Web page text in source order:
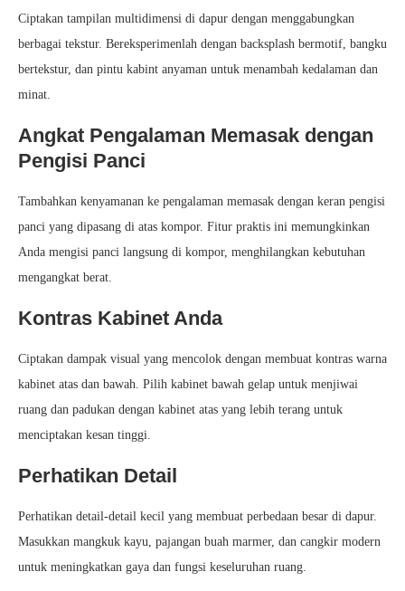
Ciptakan tampilan multidimensi di dapur dengan menggabungkan
berbagai tekstur. Bereksperimenlah dengan backsplash bermotif, bangku
bertekstur, dan pintu kabint anyaman untuk menambah kedalaman dan
minat.
Angkat Pengalaman Memasak dengan
Pengisi Panci
Tambahkan kenyamanan ke pengalaman memasak dengan keran pengisi
panci yang dipasang di atas kompor. Fitur praktis ini memungkinkan
Anda mengisi panci langsung di kompor, menghilangkan kebutuhan
mengangkat berat.
Kontras Kabinet Anda
Ciptakan dampak visual yang mencolok dengan membuat kontras warna
kabinet atas dan bawah. Pilih kabinet bawah gelap untuk menjiwai
ruang dan padukan dengan kabinet atas yang lebih terang untuk
menciptakan kesan tinggi.
Perhatikan Detail
Perhatikan detail-detail kecil yang membuat perbedaan besar di dapur.
Masukkan mangkuk kayu, pajangan buah marmer, dan cangkir modern
untuk meningkatkan gaya dan fungsi keseluruhan ruang.